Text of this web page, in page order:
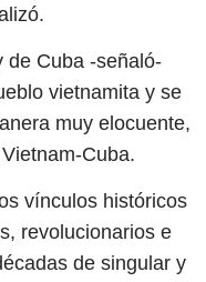
de Cuba -señaló-
vietnamita y se
muy elocuente,
Cuba.
vínculos históricos
revolucionarios e
de singular y